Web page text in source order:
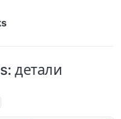
детали